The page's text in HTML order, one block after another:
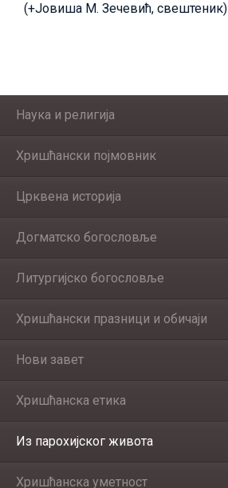
(+Јовиша М. Зечевић, свештеник)
Наука и религија
Хришћански појмовник
Црквена историја
Догматско богословље
Литургијско богословље
Хришћански празници и обичаји
Нови завет
Хришћанска етика
Из парохијског живота
Хришћанска уметност